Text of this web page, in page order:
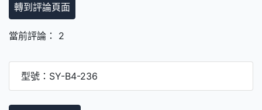
轉到評論頁面
當前評論： 2
型號：SY-B4-236